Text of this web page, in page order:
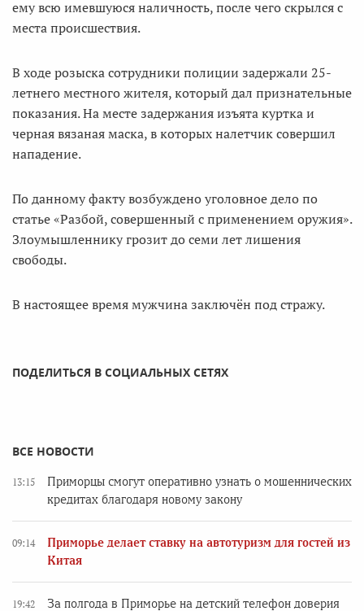
ему всю имевшуюся наличность, после чего скрылся с
места происшествия.
В ходе розыска сотрудники полиции задержали 25-
летнего местного жителя, который дал признательные
показания. На месте задержания изъята куртка и
черная вязаная маска, в которых налетчик совершил
нападение.
По данному факту возбуждено уголовное дело по
статье «Разбой, совершенный с применением оружия».
Злоумышленнику грозит до семи лет лишения
свободы.
В настоящее время мужчина заключён под стражу.
ПОДЕЛИТЬСЯ В СОЦИАЛЬНЫХ СЕТЯХ
ВСЕ НОВОСТИ
13:15
Приморцы смогут оперативно узнать о мошеннических
кредитах благодаря новому закону
09:14
Приморье делает ставку на автотуризм для гостей из
Китая
19:42
За полгода в Приморье на детский телефон доверия